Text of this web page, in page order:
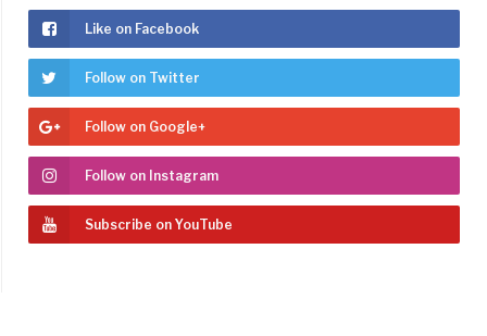
Like on Facebook
Follow on Twitter
Follow on Google+
Follow on Instagram
Subscribe on YouTube